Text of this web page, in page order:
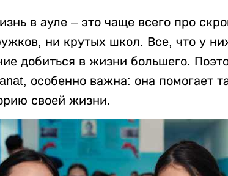
в ауле – это чаще всего про
ни крутых школ. Все, что у
добиться в жизни большего.
особенно важна: она помогает
своей жизни.